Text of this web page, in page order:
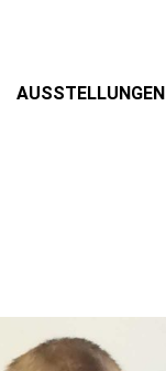
AUSSTELLUNGEN